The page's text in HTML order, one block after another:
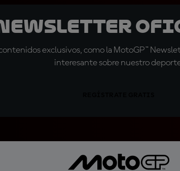
Newsletter
exclusivos, como la MotoGP™
interesante sobre nuestro